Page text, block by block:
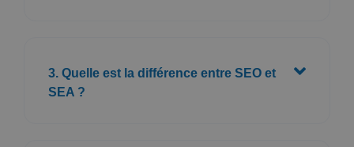
3. Quelle est la différence entre SEO et
SEA ?